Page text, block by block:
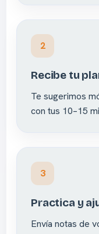
2
Recibe tu
Te sugerimos
con tus 10–15
3
Practica y
Envía notas de